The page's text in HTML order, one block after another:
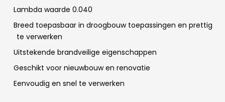
Lambda waarde 0.040
Breed toepasbaar in droogbouw toepassingen en prettig
te verwerken
Uitstekende brandveilige eigenschappen
Geschikt voor nieuwbouw en renovatie
Eenvoudig en snel te verwerken